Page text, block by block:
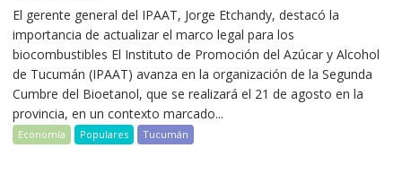
El gerente general del IPAAT, Jorge Etchandy, destacó la
importancia de actualizar el marco legal para los
biocombustibles El Instituto de Promoción del Azúcar y Alcohol
de Tucumán (IPAAT) avanza en la organización de la Segunda
Cumbre del Bioetanol, que se realizará el 21 de agosto en la
provincia, en un contexto marcado...
Economía Populares Tucumán